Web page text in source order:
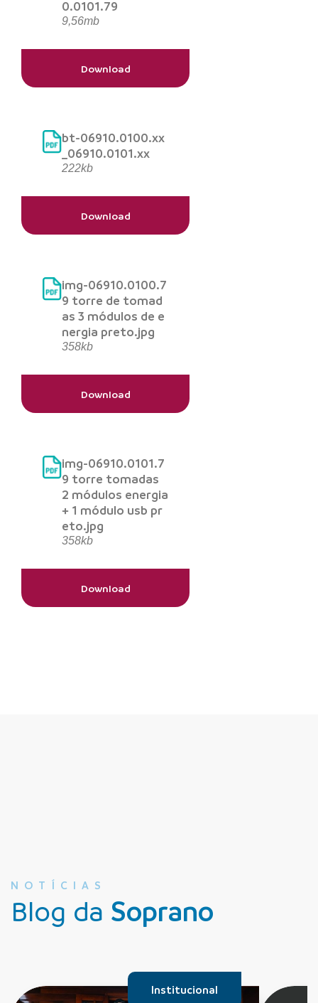
0.0101.79
9,56mb
Download
bt-06910.0100.xx
_06910.0101.xx
222kb
Download
img-06910.0100.7
9 torre de tomad
as 3 módulos de e
nergia preto.jpg
358kb
Download
img-06910.0101.7
9 torre tomadas
2 módulos energia
+ 1 módulo usb pr
eto.jpg
358kb
Download
NOTÍCIAS
Blog da Soprano
Institucional